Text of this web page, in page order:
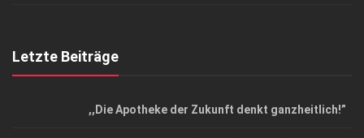
Letzte Beiträge
,,Die Apotheke der Zukunft denkt ganzheitlich!”